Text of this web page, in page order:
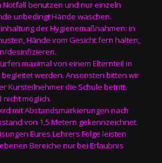
Notfall benutzen und nur einzeln
unbedingt Hände waschen.
der Hygienemaßnahmen: in
Hände vom Gesicht fern halten,
desinfizieren.
maximal von einem Elternteil in
werden. Ansonsten bitten wir
Kursteilnehmer die Schule betritt.
möglich.
mit Abstandsmarkierungen nach
von 1,5 Metern gekennzeichnet.
Eures Lehrers Folge leisten
Bereiche nur bei Erlaubnis